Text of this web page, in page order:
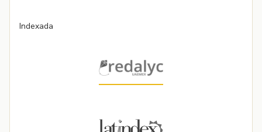
Indexada